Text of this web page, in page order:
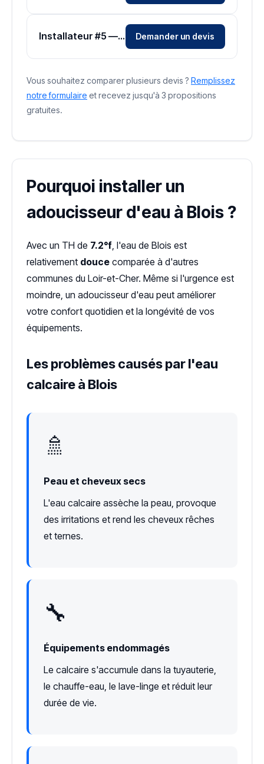
Installateur #5 — Zone Loir-et-Cher Demander un devis
Vous souhaitez comparer plusieurs devis ? Remplissez
notre formulaire et recevez jusqu'à 3 propositions
gratuites.
Pourquoi installer un
adoucisseur d'eau à Blois ?
Avec un TH de 7.2°f , l'eau de Blois est
relativement douce comparée à d'autres
communes du Loir-et-Cher. Même si l'urgence est
moindre, un adoucisseur d'eau peut améliorer
votre confort quotidien et la longévité de vos
équipements.
Les problèmes causés par l'eau
calcaire à Blois
🚿
Peau et cheveux secs
L'eau calcaire assèche la peau, provoque
des irritations et rend les cheveux rêches
et ternes.
🔧
Équipements endommagés
Le calcaire s'accumule dans la tuyauterie,
le chauffe-eau, le lave-linge et réduit leur
durée de vie.